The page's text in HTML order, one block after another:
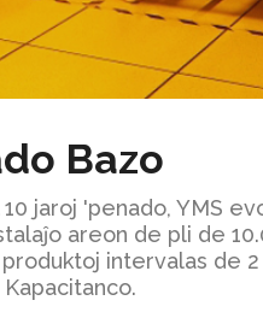
Bazo
jaroj 'penado, YMS
areon de pli de
intervalas de 2